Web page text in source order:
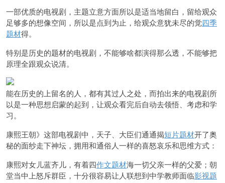
一部优质的电视剧，主题立意方面所以是适当地留白，留给观众
足够多的想像空间，所以是点到为止，给观众意犹未尽的觉四季
题材得。
特别是历史的题材的电视剧，不能够啥都演得那么透，不能够把
原理全跟观众说清。
能在历史的上留名的人，都有其过人之处，而拍出来的电视剧所
以是一种思想启蒙的起到，让观众看完后自动去领悟、考虑和学
习。
康熙王朝》这部电视剧中，天子、大臣们通通揭短片题材开了奥
秘的面纱走下神坛，拥用和通俗人一样的喜怒哀乐和思维方式：
康熙对女儿蓝齐儿，有着四作文题材海一切父亲一样的父爱；朝
堂当中上怒斥群臣，十分很容易让人联想到中学教师面临影视题